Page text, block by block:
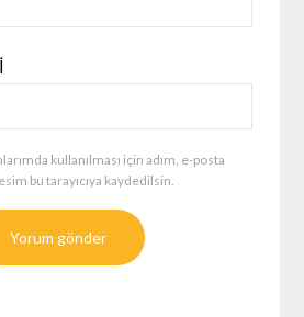
kullanılması için adım, e-posta
bu tarayıcıya kaydedilsin.